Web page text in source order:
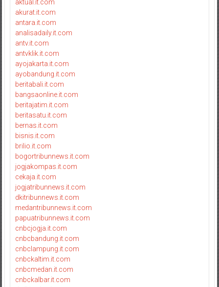
aktual.it.com
akurat.it.com
antara.it.com
analisadaily.it.com
antv.it.com
antvklik.it.com
ayojakarta.it.com
ayobandung.it.com
beritabali.it.com
bangsaonline.it.com
beritajatim.it.com
beritasatu.it.com
bernas.it.com
bisnis.it.com
brilio.it.com
bogortribunnews.it.com
jogjakompas.it.com
cekaja.it.com
jogjatribunnews.it.com
dkitribunnews.it.com
medantribunnews.it.com
papuatribunnews.it.com
cnbcjogja.it.com
cnbcbandung.it.com
cnbclampung.it.com
cnbckaltim.it.com
cnbcmedan.it.com
cnbckalbar.it.com